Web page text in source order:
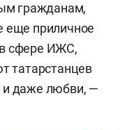
гражданам,
еще приличное
в сфере ИЖС,
татарстанцев
и даже любви, —